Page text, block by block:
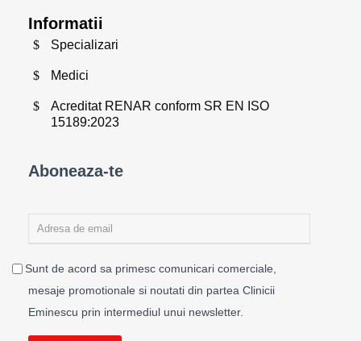
Informatii
Specializari
Medici
Acreditat RENAR conform SR EN ISO
15189:2023
Aboneaza-te
Sunt de acord sa primesc comunicari comerciale,
mesaje promotionale si noutati din partea Clinicii
Eminescu prin intermediul unui newsletter.